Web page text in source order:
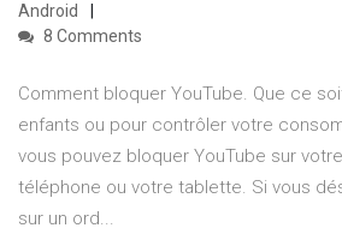
Android
8 Comments
Comment bloquer YouTube. Que ce
enfants ou pour contrôler votre
vous pouvez bloquer YouTube sur
téléphone ou votre tablette. Si vous
sur un ord...